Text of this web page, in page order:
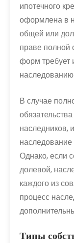
ипотечного
оформлена в
общей или
праве полной
форм требует
В случае
наследников,
наследование
Однако, если
долевой,
каждого из
процесс
Типы